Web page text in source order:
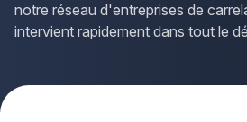
notre réseau d'entreprises de
intervient rapidement dans tout le